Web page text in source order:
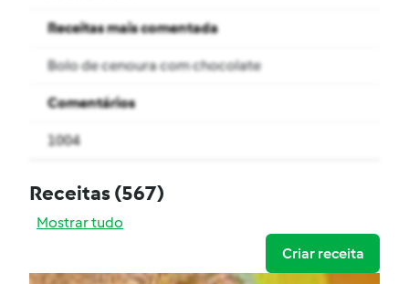
Receitas mais comentada
Bolo de cenoura com chocolate
Comentários
1004
Receitas(567)
Mostrar tudo
Criar receita